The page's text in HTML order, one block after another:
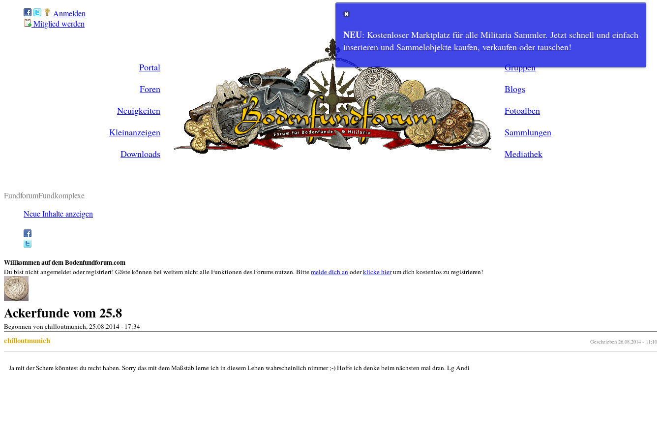
Anmelden
Mitglied werden
Portal
Foren
Neuigkeiten
Kleinanzeigen
Downloads
Gruppen
Blogs
Fotoalben
Sammlungen
Mediathek
FundforumFundkomplexe
Neue Inhalte anzeigen
NEU: Kostenloser Marktplatz für alle Militaria Sammler. Jetzt schnell und einfach
inserieren und Sammelobjekte kaufen, verkaufen oder tauschen!
Willkommen auf dem Bodenfundforum.com
Du bist nicht angemeldet oder registriert! Gäste können bei weitem nicht alle Funktionen des Forums nutzen. Bittemelde dich anoderklicke hierum dich kostenlos zu registrieren!
Ackerfunde vom 25.8
Begonnen von chilloutmunich,25.08.2014 - 17:34
chilloutmunich Geschrieben 26.08.2014 - 11:10
Ja mit der Schere könntest du recht haben. Sorry das mit dem Maßstab lerne ich in diesem Leben wahrscheinlich nimmer ;-) Hoffe ich denke beim nächsten mal dran. Lg Andi